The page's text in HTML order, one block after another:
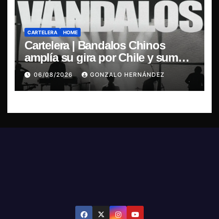
CARTELERA HOME
Cartelera | Bandalos Chinos
amplía su gira por Chile y suma
concierto en Concepción
06/08/2026 GONZALO HERNÁNDEZ